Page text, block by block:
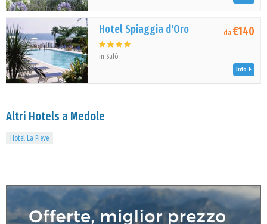
Hotel Spiaggia d'Oro
in Salò
da€140
Info
Altri Hotels a Medole
Hotel La Pieve